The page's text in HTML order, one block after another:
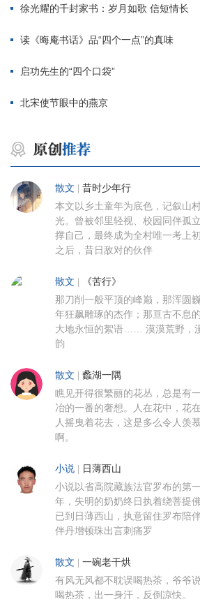
徐光耀的千封家书：岁月如歌 信短情长
读《晦庵书话》品“四个一点”的真味
启功先生的“四个口袋”
北宋使节眼中的燕京
散文 昔时少年行
本文以乡土童年为底色，记叙山
光。曾被邻里轻视、校园同伴孤
撑自己，最终成为全村唯一考上
之后，昔日敌对的伙伴
散文 《苦行》
那刀削一般平顶的峰巅，那浑圆
年狂飙雕琢的杰作；那亘古不息
大地永恒的絮语…… 漠漠荒野，
韵
散文 蠡湖一隅
瞧见开得很繁丽的花丛，总是有
冶的一番的奢想。人在花中，花
人摇曳着花去，这是多么令人羡
啊。
小说 日薄西山
小说以省高院藏族法官罗布的第
年，失明的奶奶终日执着绕菩提
已到日薄西山，执意留住罗布陪
伴丹增顿珠出言刺痛罗
散文 一碗老干烘
有风无风都不耽误喝热茶，爷爷
喝热茶，出一身汗，反倒凉快。